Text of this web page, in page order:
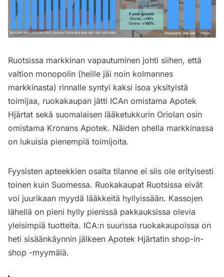
Ruotsissa markkinan vapautuminen johti siihen, että
valtion monopolin (heille jäi noin kolmannes
markkinasta) rinnalle syntyi kaksi isoa yksityistä
toimijaa, ruokakaupan jätti ICAn omistama Apotek
Hjärtat sekä suomalaisen lääketukkurin Oriolan osin
omistama Kronans Apotek. Näiden ohella markkinassa
on lukuisia pienempiä toimijoita.
Fyysisten apteekkien osalta tilanne ei siis ole erityisesti
toinen kuin Suomessa. Ruokakaupat Ruotsissa eivät
voi juurikaan myydä lääkkeitä hyllyissään. Kassojen
lähellä on pieni hylly pienissä pakkauksissa olevia
yleisimpiä tuotteita. ICA:n suurissa ruokakaupoissa on
heti sisäänkäynnin jälkeen Apotek Hjärtatin shop-in-
shop -myymälä.